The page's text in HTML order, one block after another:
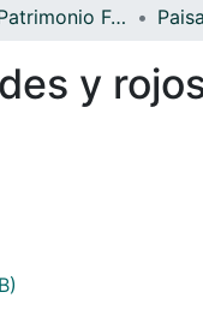
Archivo del Patrimonio Fotográfico y Fílmico del Valle del Cauca
y